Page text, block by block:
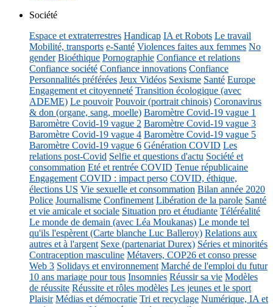
Société
Espace et extraterrestres Handicap IA et Robots Le travail
Mobilité, transports e-Santé Violences faites aux femmes No
gender Bioéthique Pornographie Confiance et relations
Confiance société Confiance innovations Confiance
Personnalités préférées Jeux Vidéos Sexisme Santé Europe
Engagement et citoyenneté Transition écologique (avec
ADEME) Le pouvoir Pouvoir (portrait chinois) Coronavirus
& don (organe, sang, moelle) Baromètre Covid-19 vague 1
Baromètre Covid-19 vague 2 Baromètre Covid-19 vague 3
Baromètre Covid-19 vague 4 Baromètre Covid-19 vague 5
Baromètre Covid-19 vague 6 Génération COVID Les
relations post-Covid Selfie et questions d'actu Société et
consommation Eté et rentrée COVID Tenue républicaine
Engagement COVID : impact perso COVID, éthique,
élections US Vie sexuelle et consommation Bilan année 2020
Police Journalisme Confinement Libération de la parole Santé
et vie amicale et sociale Situation pro et étudiante Téléréalité
Le monde de demain (avec Léa Moukanas) Le monde tel
qu'ils l'espèrent (Carte blanche Luc Balleroy) Relations aux
autres et à l'argent Sexe (partenariat Durex) Séries et minorités
Contraception masculine Métavers, COP26 et conso presse
Web 3 Solidays et environnement Marché de l'emploi du futur
10 ans mariage pour tous Insomnies Réussir sa vie Modèles
de réussite Réussite et rôles modèles Les jeunes et le sport
Plaisir Médias et démocratie Tri et recyclage Numérique, IA et